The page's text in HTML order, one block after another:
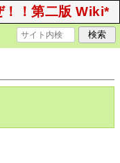
！！第二版 Wiki*